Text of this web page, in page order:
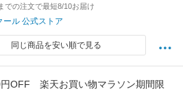
での注文で最短8/10お届け
ール 公式ストア
同じ商品を安い順で見る
円OFF 楽天お買い物マラソン期間限